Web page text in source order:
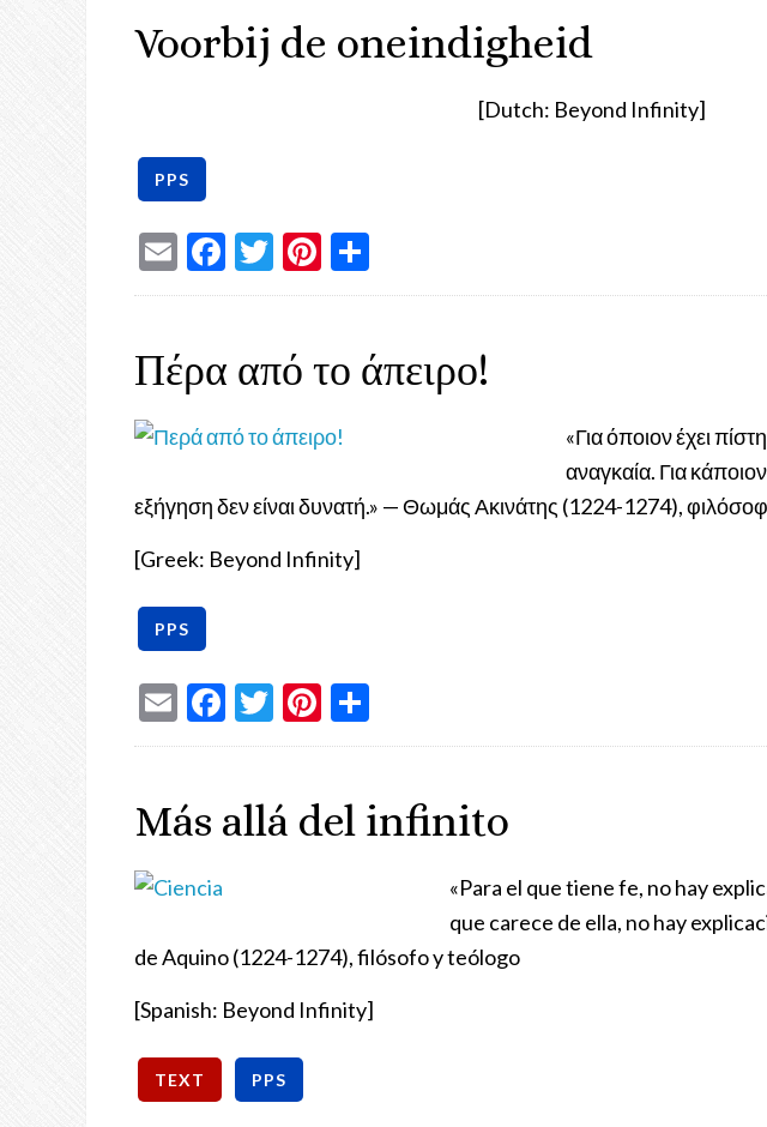
Voorbij de oneindigheid
[Dutch: Beyond Infinity]
EmailFacebook
TwitterPinterest
Πέρα από το άπειρο!
«Για όποιον έχει
αναγκαία. Για
εξήγηση δεν είναι δυνατή.» — Θωμάς Ακινάτης (1224-1274),
[Greek: Beyond Infinity]
EmailFacebook
TwitterPinterest
Más allá del infinito
«Para el que tiene fe, no hay
que carece de ella, no hay
de Aquino (1224-1274), filósofo y teólogo
[Spanish: Beyond Infinity]